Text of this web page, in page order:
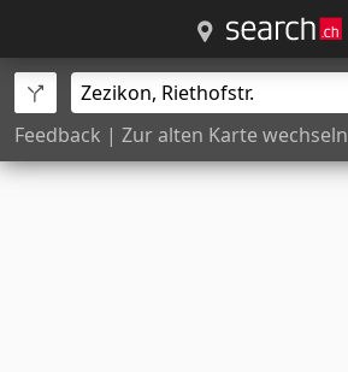
Feedback | Zur alten Karte wechseln